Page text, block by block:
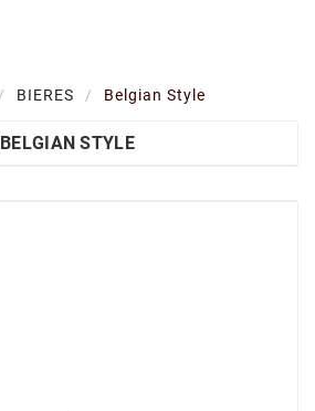
BIERES Belgian Style
BELGIAN STYLE